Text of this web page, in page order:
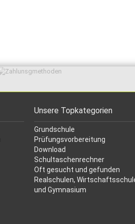
Unsere Topkategorien
Grundschule
Prüfungsvorbereitung
Download
Schultaschenrechner
Oft gesucht und gefunden
Realschulen,
und Gymnasium